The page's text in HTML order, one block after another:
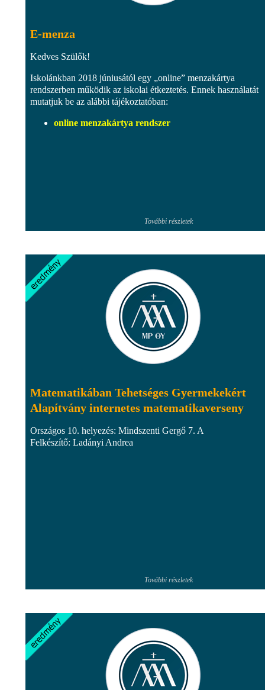
E-menza
Kedves Szülők!
Iskolánkban 2018 júniusától egy „online” menzakártya
rendszerben működik az iskolai étkeztetés. Ennek használatát
mutatjuk be az alábbi tájékoztatóban:
online menzakártya rendszer
További részletek
Matematikában Tehetséges Gyermekekért
Alapítvány internetes matematikaverseny
Országos 10. helyezés: Mindszenti Gergő 7. A
Felkészítő: Ladányi Andrea
További részletek